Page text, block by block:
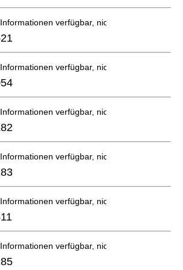
verfügbar, nicht bestellbar
verfügbar, nicht bestellbar
verfügbar, nicht bestellbar
verfügbar, nicht bestellbar
verfügbar, nicht bestellbar
verfügbar, nicht bestellbar